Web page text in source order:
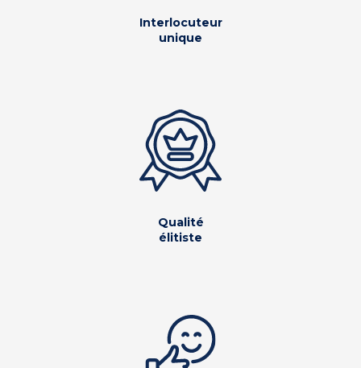
Interlocuteur
unique
Qualité
élitiste